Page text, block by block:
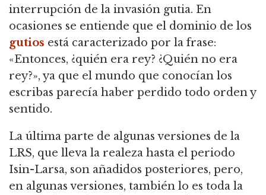
interrupción de la invasión gutia. En
ocasiones se entiende que el dominio de los
gutios está caracterizado por la frase:
«Entonces, ¿quién era rey? ¿Quién no era
rey?», ya que el mundo que conocían los
escribas parecía haber perdido todo orden y
sentido.
La última parte de algunas versiones de la
LRS, que lleva la realeza hasta el periodo
Isin-Larsa, son añadidos posteriores, pero,
en algunas versiones, también lo es toda la